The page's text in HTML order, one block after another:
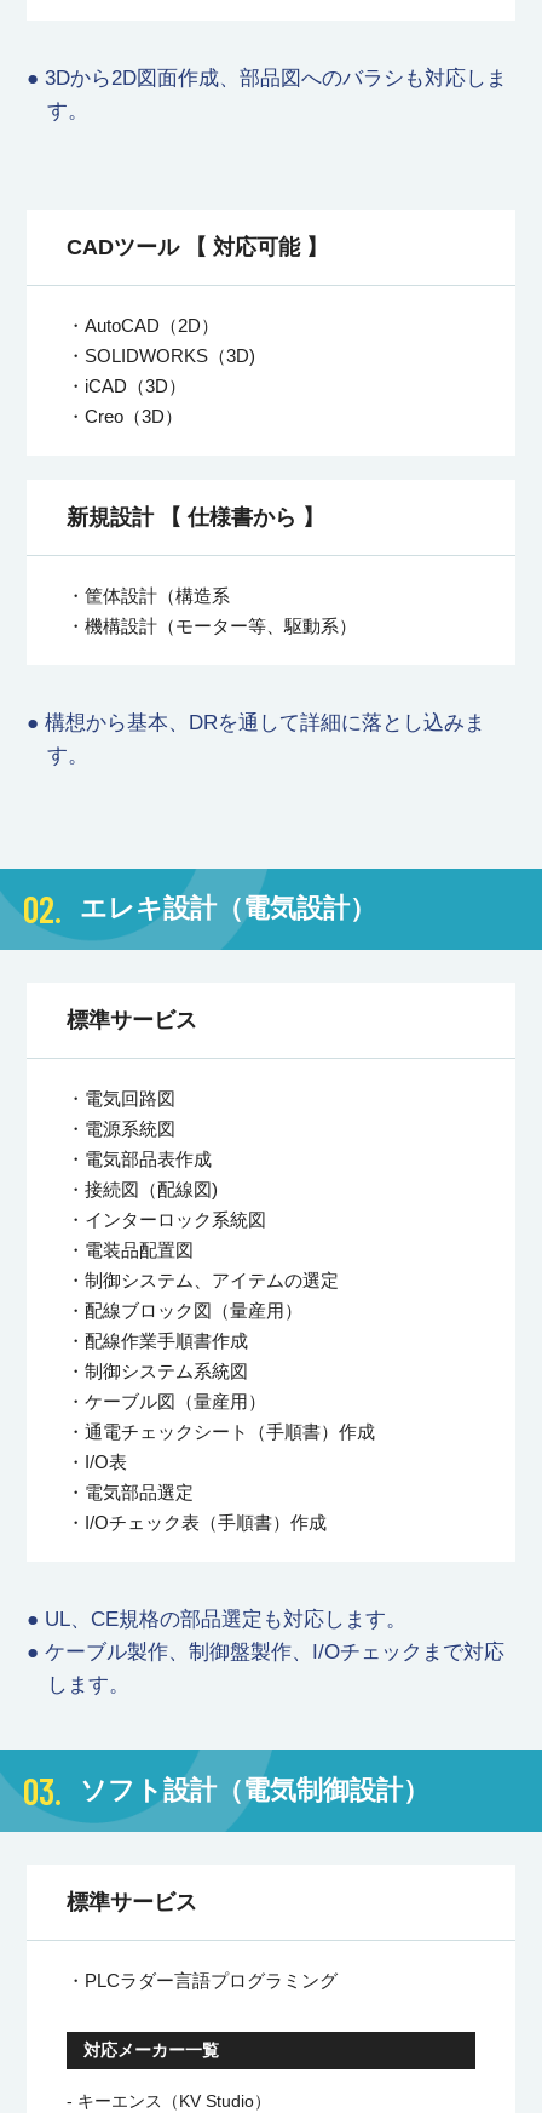
● 3Dから2D図面作成、部品図へのバラシも対応しま
す。
CADツール 【 対応可能 】
・AutoCAD（2D）
・SOLIDWORKS（3D)
・iCAD（3D）
・Creo（3D）
新規設計 【 仕様書から 】
・筐体設計（構造系
・機構設計（モーター等、駆動系）
● 構想から基本、DRを通して詳細に落とし込みま
す。
02. エレキ設計（電気設計）
標準サービス
・電気回路図
・電源系統図
・電気部品表作成
・接続図（配線図)
・インターロック系統図
・電装品配置図
・制御システム、アイテムの選定
・配線ブロック図（量産用）
・配線作業手順書作成
・制御システム系統図
・ケーブル図（量産用）
・通電チェックシート（手順書）作成
・I/O表
・電気部品選定
・I/Oチェック表（手順書）作成
● UL、CE規格の部品選定も対応します。
● ケーブル製作、制御盤製作、I/Oチェックまで対応
します。
03. ソフト設計（電気制御設計）
標準サービス
・PLCラダー言語プログラミング
対応メーカー一覧
- キーエンス（KV Studio）